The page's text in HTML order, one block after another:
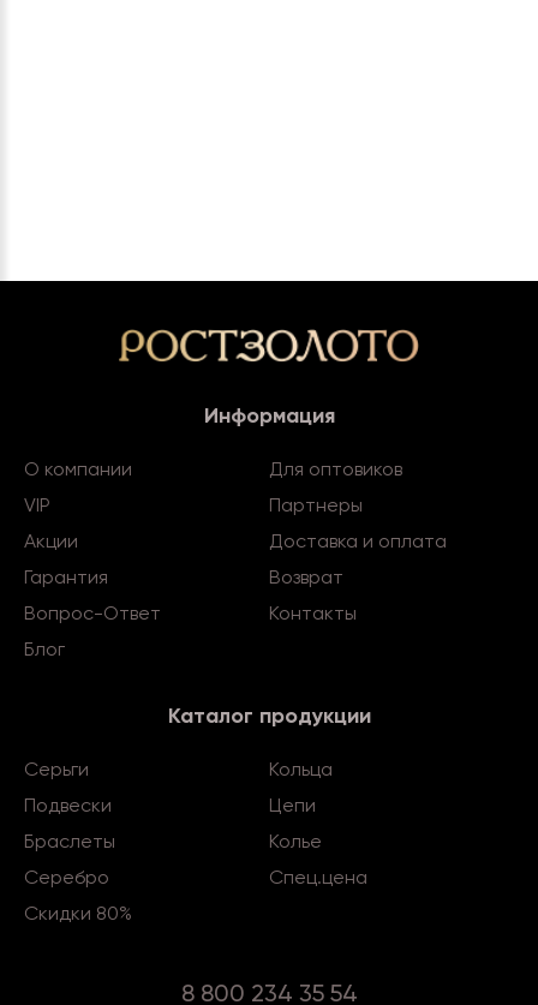
Информация
О компании
Для оптовиков
VIP
Партнеры
Акции
Доставка и оплата
Гарантия
Возврат
Вопрос-Ответ
Контакты
Блог
Каталог продукции
Серьги
Кольца
Подвески
Цепи
Браслеты
Колье
Серебро
Спец.цена
Скидки 80%
8 800 234 35 54